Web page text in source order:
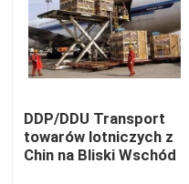
Do domu
DDP/DDU Transport
towarów lotniczych z
Chin na Bliski Wschód